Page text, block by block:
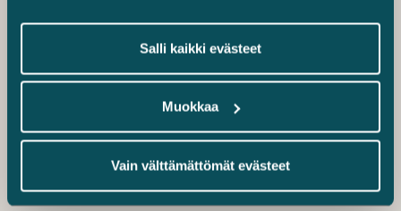
Salli kaikki evästeet
Muokkaa
Vain välttämättömät evästeet